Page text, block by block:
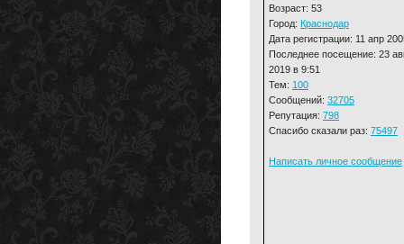
Возраст: 53
Город: Краснодар
Дата регистрации: 11 апр
Последнее посещение: 23
2019 в 9:51
Тем: 100
Сообщений: 32705
Репутация: 798
Спасибо сказали раз: 75497
Написать личное сообщение